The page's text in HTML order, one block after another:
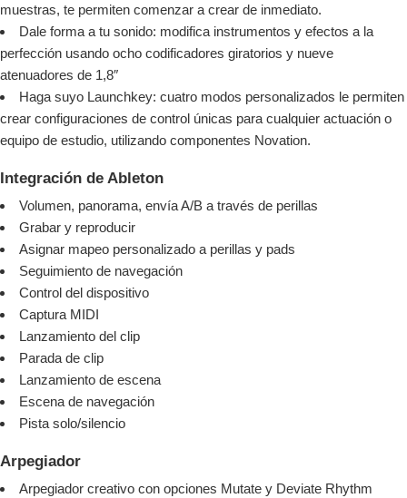
muestras, te permiten comenzar a crear de inmediato.
Dale forma a tu sonido: modifica instrumentos y efectos a la
perfección usando ocho codificadores giratorios y nueve
atenuadores de 1,8″
Haga suyo Launchkey: cuatro modos personalizados le permiten
crear configuraciones de control únicas para cualquier actuación o
equipo de estudio, utilizando componentes Novation.
Integración de Ableton
Volumen, panorama, envía A/B a través de perillas
Grabar y reproducir
Asignar mapeo personalizado a perillas y pads
Seguimiento de navegación
Control del dispositivo
Captura MIDI
Lanzamiento del clip
Parada de clip
Lanzamiento de escena
Escena de navegación
Pista solo/silencio
Arpegiador
Arpegiador creativo con opciones Mutate y Deviate Rhythm